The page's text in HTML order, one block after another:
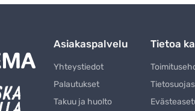
Asiakaspalvelu
Yhteystiedot
Palautukset
Takuu ja huolto
Tietoa